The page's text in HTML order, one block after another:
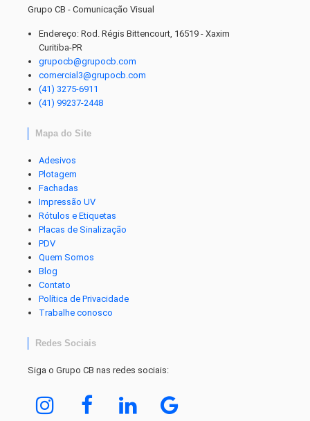
Grupo CB - Comunicação Visual
Endereço: Rod. Régis Bittencourt, 16519 - Xaxim
Curitiba-PR
grupocb@grupocb.com
comercial3@grupocb.com
(41) 3275-6911
(41) 99237-2448
Mapa do Site
Adesivos
Plotagem
Fachadas
Impressão UV
Rótulos e Etiquetas
Placas de Sinalização
PDV
Quem Somos
Blog
Contato
Política de Privacidade
Trabalhe conosco
Redes Sociais
Siga o Grupo CB nas redes sociais: